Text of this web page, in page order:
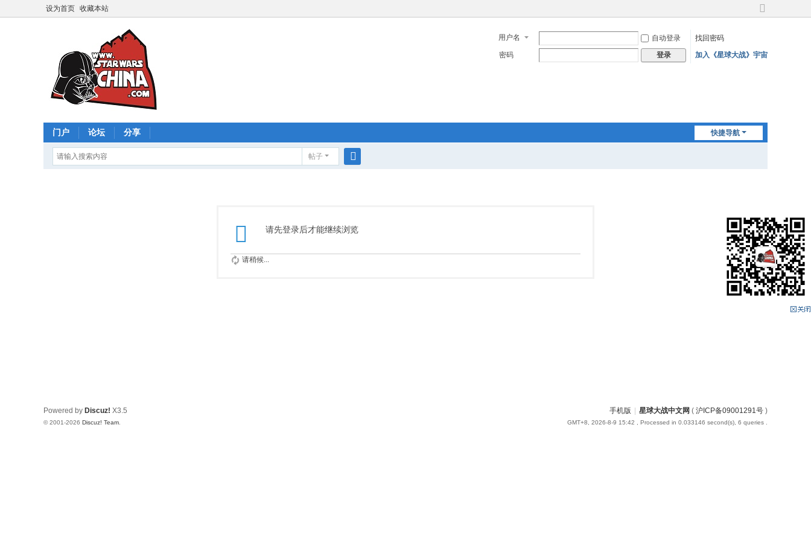
设为首页 收藏本站
切
宽
用户名 自动登录
找回密码
密码
登录 加入《星球大战》宇宙
快捷导航
门户 论坛 分享
帖子
请先登录后才能继续浏览
请稍候...
手机版 星球大战中文网 ( 沪ICP备09001291号 )
GMT+8, 2026-8-9 15:42 , Processed in 0.033146 second(s), 6 queries .
Powered by Discuz! X3.5
© 2001-2026 Discuz! Team